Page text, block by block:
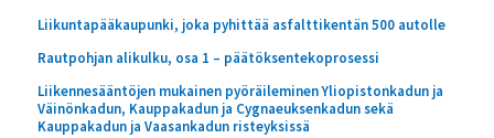
Liikuntapääkaupunki, joka pyhittää asfalttikentän 500 autolle
Rautpohjan alikulku, osa 1 – päätöksentekoprosessi
Liikennesääntöjen mukainen pyöräileminen Yliopistonkadun ja
Väinönkadun, Kauppakadun ja Cygnaeuksenkadun sekä
Kauppakadun ja Vaasankadun risteyksissä